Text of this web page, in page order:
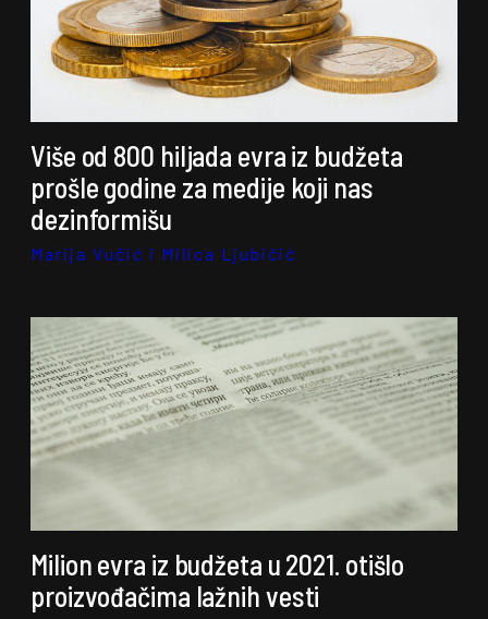
Više od 800 hiljada evra iz budžeta
prošle godine za medije koji nas
dezinformišu
Marija Vučić i Milica Ljubičić
Milion evra iz budžeta u 2021. otišlo
proizvođačima lažnih vesti